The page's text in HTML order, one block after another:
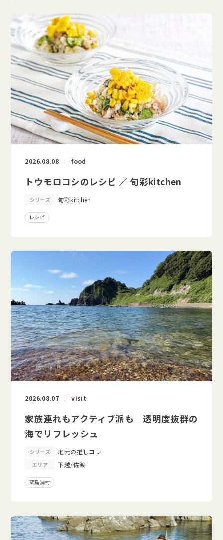
2026.08.08 food
トウモロコシのレシピ ／ 旬彩kitchen
シリーズ 旬彩kitchen
レシピ
2026.08.07 visit
家族連れもアクティブ派も 透明度抜群の
海でリフレッシュ
シリーズ 地元の推しコレ
エリア 下越/佐渡
粟島浦村